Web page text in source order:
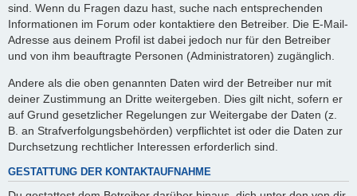
sind. Wenn du Fragen dazu hast, suche nach entsprechenden
Informationen im Forum oder kontaktiere den Betreiber. Die E-Mail-
Adresse aus deinem Profil ist dabei jedoch nur für den Betreiber
und von ihm beauftragte Personen (Administratoren) zugänglich.
Andere als die oben genannten Daten wird der Betreiber nur mit
deiner Zustimmung an Dritte weitergeben. Dies gilt nicht, sofern er
auf Grund gesetzlicher Regelungen zur Weitergabe der Daten (z.
B. an Strafverfolgungsbehörden) verpflichtet ist oder die Daten zur
Durchsetzung rechtlicher Interessen erforderlich sind.
GESTATTUNG DER KONTAKTAUFNAHME